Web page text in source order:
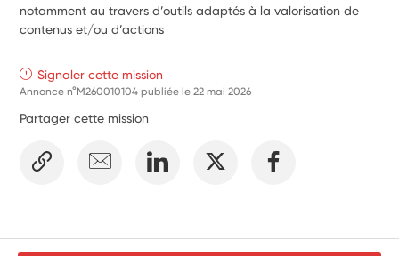
notamment au travers d’outils adaptés à la valorisation de
contenus et/ou d’actions
Signaler cette mission
Annonce n°M260010104 publiée le22 mai 2026
Partager cette mission